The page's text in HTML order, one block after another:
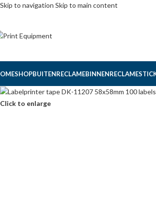
Skip to navigation Skip to main content
SHOPBUITENRECLAMEBINNENRECLAME
Click to enlarge